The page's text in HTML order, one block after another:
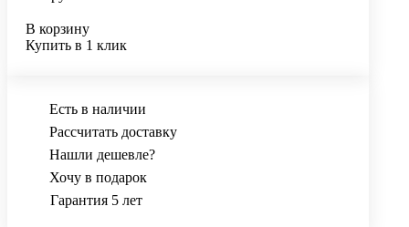
441 руб.
Есть в наличии
Рассчитать доставку
Нашли дешевле?